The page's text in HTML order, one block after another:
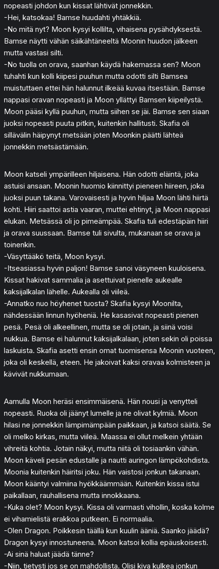
nopeasti johdon kun kissat lähtivät jonnekkin.
-Hei, katsokaa! Bamse huudahti yhtäkkiä.
-No mitä nyt? Moon kysyi kollilta, vihaisena pysähdyksestä.
Bamse näytti vähän säikähtäneeltä Moonin huudon jälkeen
mutta vastasi silti.
-No tuolla on orava, saanhan käydä hakemassa sen? Moon
tuhahti kun kolli kiipesi puuhun mutta odotti silti Bamsea
muistuttaen ettei hän halunnut ilkeää kuvaa itsestään. Bamse
nappasi oravan nopeasti ja Moon yllättyi Bamsen kiipeilystä.
Moon pääsi kyllä puuhun, mutta siihen se jäi. Bamse sen siaan
juoksi nopeasti puuta pitkin, kuitenkin hallitusti. Skafia oli
sillävälin häipynyt metsään joten Moonkin päätti lähteä
jonnekkin metsästämään.
Moon katseli ympärilleen hiljaisena. Hän odotti eläintä, joka
astuisi ansaan. Moonin huomio kiinnittyi pieneen hiireen, joka
juoksi puun takana. Varovaisesti ja hyvin hiljaa Moon lähti hiirtä
kohti. Hiiri saattoi astia vaaran, muttei ehtinyt, ja Moon nappasi
elukan. Metsässä oli jo pimeämpää. Skafia tuli edestäpäin hiiri
ja orava suussaan. Bamse tuli sivulta, mukanaan se orava ja
toinenkin.
-Väsyttääkö teitä, Moon kysyi.
-Itseasiassa hyvin paljon! Bamse sanoi väsyneen kuuloisena.
Kissat hakivat sammalia ja asettuivat pienelle aukealle
kaksijalkalan lähelle. Aukealla oli viileä.
-Annatko nuo höyhenet tuosta? Skafia kysyi Moonilta,
nähdessään linnun hyöheniä. He kasasivat nopeasti pienen
pesä. Pesä oli alkeellinen, mutta se oli jotain, ja siinä voisi
nukkua. Bamse ei halunnut kaksijalkalaan, joten sekin oli poissa
laskuista. Skafia asetti ensin omat tuomisensa Moonin vuoteen,
joka oli keskellä, eteen. He jakoivat kaksi oravaa kolmisteen ja
kävivät nukkumaan.
Aamulla Moon heräsi ensimmäisenä. Hän nousi ja venytteli
nopeasti. Ruoka oli jäänyt lumelle ja ne olivat kylmiä. Moon
hilasi ne jonnekkin lämpimämpään paikkaan, ja katsoi säätä. Se
oli melko kirkas, mutta viileä. Maassa ei ollut melkein yhtään
vihreitä kohtia. Jotain näkyi, mutta niitä oli tosiaankin vähän.
Moon käveli pesän edustalle ja nautti auringon lämpökohdista.
Moonia kuitenkin häiritsi joku. Hän vaistosi jonkun takanaan.
Moon kääntyi valmiina hyökkäämmään. Kuitenkin kissa istui
paikallaan, rauhallisena mutta innokkaana.
-Kuka olet? Moon kysyi. Kissa oli varmasti vihollin, koska kolme
ei vihamielistä erakkoa putkeen. Ei normaalia.
-Olen Dragon. Poikkesin täällä kun kuulin ääniä. Saanko jäädä?
Dragon kysyi innostuneena. Moon katsoi kollia epäuskoisesti.
-Ai sinä haluat jäädä tänne?
-Niin, tietysti jos se on mahdollista. Olisi kiva kulkea jonkun